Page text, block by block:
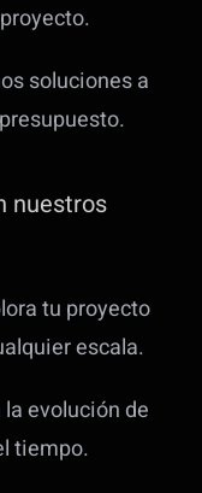
soluciones a
nuestros
tu proyecto
escala.
evolución de
tiempo.